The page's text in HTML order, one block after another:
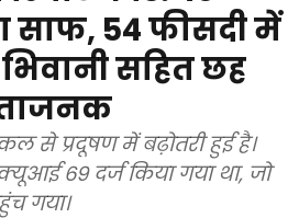
साफ, 54 फीसदी में
सहित छह
से प्रदूषण में बढ़ोतरी हुई है।
69 दर्ज किया गया था, जो
गया।